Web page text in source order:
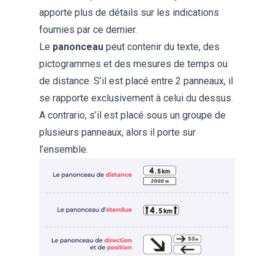
apporte plus de détails sur les indications
fournies par ce dernier.
Le panonceau peut contenir du texte, des
pictogrammes et des mesures de temps ou
de distance. S’il est placé entre 2 panneaux, il
se rapporte exclusivement à celui du dessus.
A contrario, s’il est placé sous un groupe de
plusieurs panneaux, alors il porte sur
l’ensemble.